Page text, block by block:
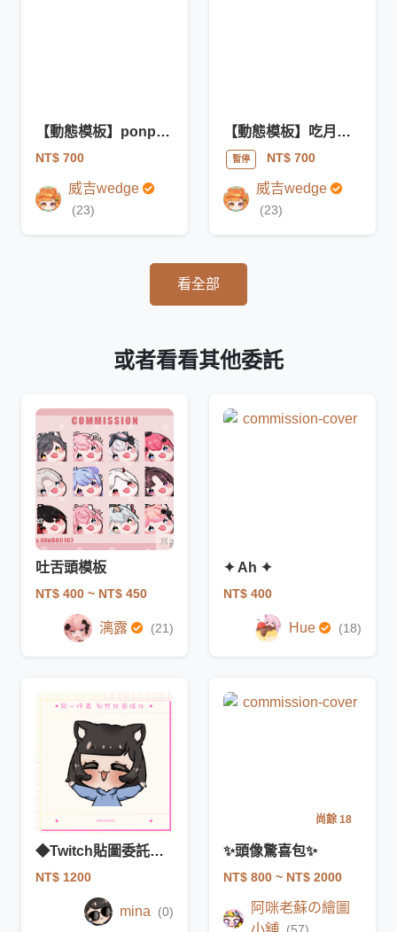
【動態模板】ponpon車模板
NT$ 700
威吉wedge
(23)
【動態模板】吃月餅模板
暫停 NT$ 700
威吉wedge
(23)
看全部
或者看看其他委託
吐舌頭模板
NT$ 400 ~ NT$ 450
漓露 (21)
✦ Ah ✦
NT$ 400
Hue (18)
◆Twitch貼圖委託◆開心揮舞動態模板
NT$ 1200
mina (0)
尚餘 18
✨頭像驚喜包✨
NT$ 800 ~ NT$ 2000
阿咪老蘇の繪圖
小舖